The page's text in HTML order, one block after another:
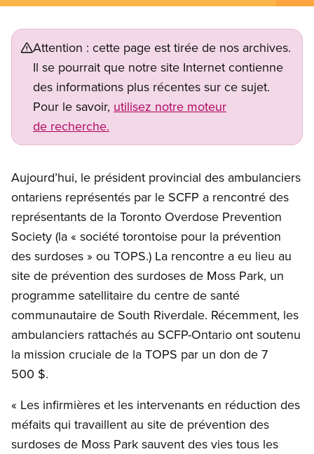
Attention : cette page est tirée de nos archives.
Il se pourrait que notre site Internet contienne
des informations plus récentes sur ce sujet.
Pour le savoir, utilisez notre moteur
de recherche.
Aujourd’hui, le président provincial des ambulanciers
ontariens représentés par le SCFP a rencontré des
représentants de la Toronto Overdose Prevention
Society (la « société torontoise pour la prévention
des surdoses » ou TOPS.) La rencontre a eu lieu au
site de prévention des surdoses de Moss Park, un
programme satellitaire du centre de santé
communautaire de South Riverdale. Récemment, les
ambulanciers rattachés au SCFP-Ontario ont soutenu
la mission cruciale de la TOPS par un don de 7
500 $.
« Les infirmières et les intervenants en réduction des
méfaits qui travaillent au site de prévention des
surdoses de Moss Park sauvent des vies tous les